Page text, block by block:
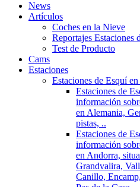
News
Artículos
Coches en la Nieve
Reportajes Estaciones
Test de Producto
Cams
Estaciones
Estaciones de Esquí
Estaciones de
información
en Alemania,
pistas, ..
Estaciones de
información
en Andorra,
Grandvalira,
Canillo,